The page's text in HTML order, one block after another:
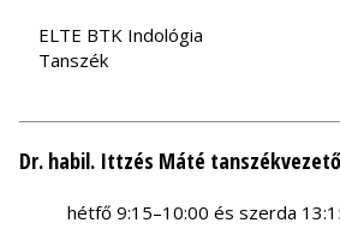
ELTE BTK Indológia
Tanszék
Dr. habil. Ittzés Máté
hétfő 9:15–10:00 és szerda